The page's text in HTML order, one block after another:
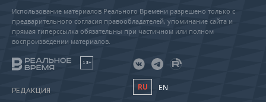
Использование материалов Реального Времени разрешено только с
предварительного согласия правообладателей, упоминание сайта и
прямая гиперссылка обязательны при частичном или полном
воспроизведении материалов.
18+
РЕДАКЦИЯ
RU EN